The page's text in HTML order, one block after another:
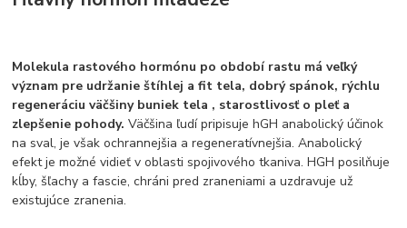
Molekula rastového hormónu po období rastu má veľký
význam pre udržanie štíhlej a fit tela, dobrý spánok, rýchlu
regeneráciu väčšiny buniek tela , starostlivosť o pleť a
zlepšenie pohody.Väčšina ľudí pripisuje hGH anabolický účinok
na sval, je však ochrannejšia a regeneratívnejšia. Anabolický
efekt je možné vidieť v oblasti spojivového tkaniva. HGH posilňuje
kĺby, šľachy a fascie, chráni pred zraneniami a uzdravuje už
existujúce zranenia.